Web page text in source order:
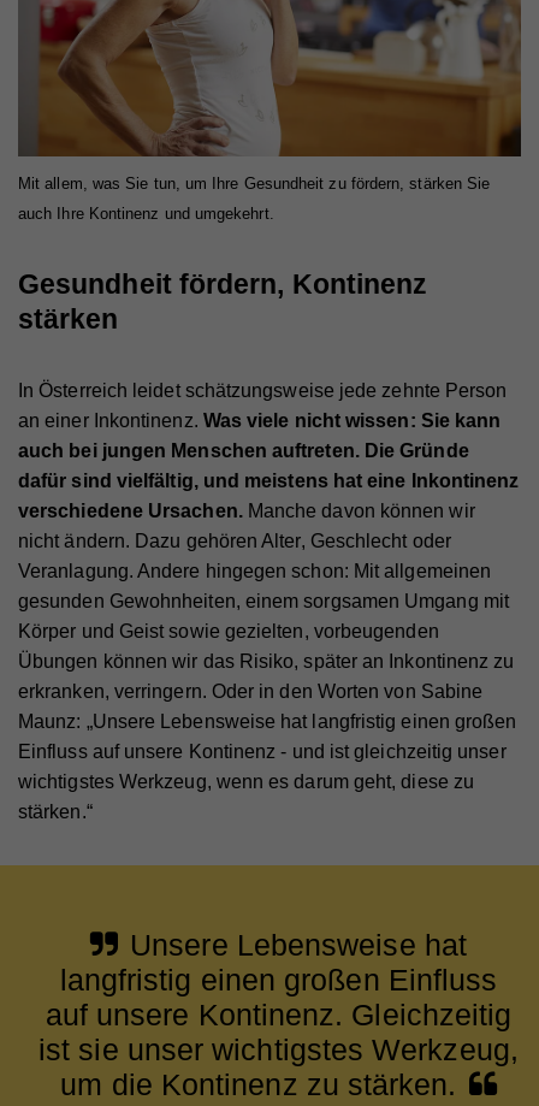
Mit allem, was Sie tun, um Ihre Gesundheit zu fördern, stärken Sie
auch Ihre Kontinenz und umgekehrt.
Gesundheit fördern, Kontinenz
stärken
In Österreich leidet schätzungsweise jede zehnte Person
an einer Inkontinenz. Was viele nicht wissen: Sie kann
auch bei jungen Menschen auftreten. Die Gründe
dafür sind vielfältig, und meistens hat eine Inkontinenz
verschiedene Ursachen.Manche davon können wir
nicht ändern. Dazu gehören Alter, Geschlecht oder
Veranlagung. Andere hingegen schon: Mit allgemeinen
gesunden Gewohnheiten, einem sorgsamen Umgang mit
Körper und Geist sowie gezielten, vorbeugenden
Übungen können wir das Risiko, später an Inkontinenz zu
erkranken, verringern. Oder in den Worten von Sabine
Maunz: „Unsere Lebensweise hat langfristig einen großen
Einfluss auf unsere Kontinenz - und ist gleichzeitig unser
wichtigstes Werkzeug, wenn es darum geht, diese zu
stärken.“
Unsere Lebensweise hat
langfristig einen großen Einfluss
auf unsere Kontinenz. Gleichzeitig
ist sie unser wichtigstes Werkzeug,
um die Kontinenz zu stärken.